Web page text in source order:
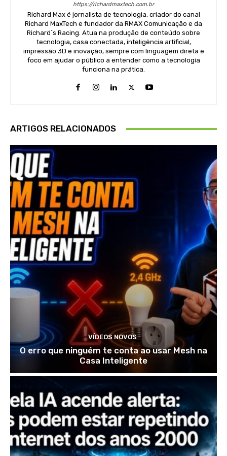
https://richardmaxtech.com.br
Richard Max é jornalista de tecnologia, criador do canal
Richard MaxTech e fundador da RMAX Comunicação e da
Richard´s Racing. Atua na produção de conteúdo sobre
tecnologia, casa conectada, inteligência artificial,
impressão 3D e inovação, sempre com linguagem direta e
foco em ajudar o público a entender como a tecnologia
funciona na prática.
ARTIGOS RELACIONADOS
VÍDEOS NOVOS
O erro que ninguém te conta ao usar Mesh na
Casa Inteligente